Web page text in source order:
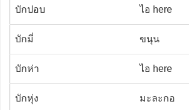
บักปอบ ไอ here
บักมี่ ขนุน
บักห่า ไอ here
บักหุ่ง มะละกอ